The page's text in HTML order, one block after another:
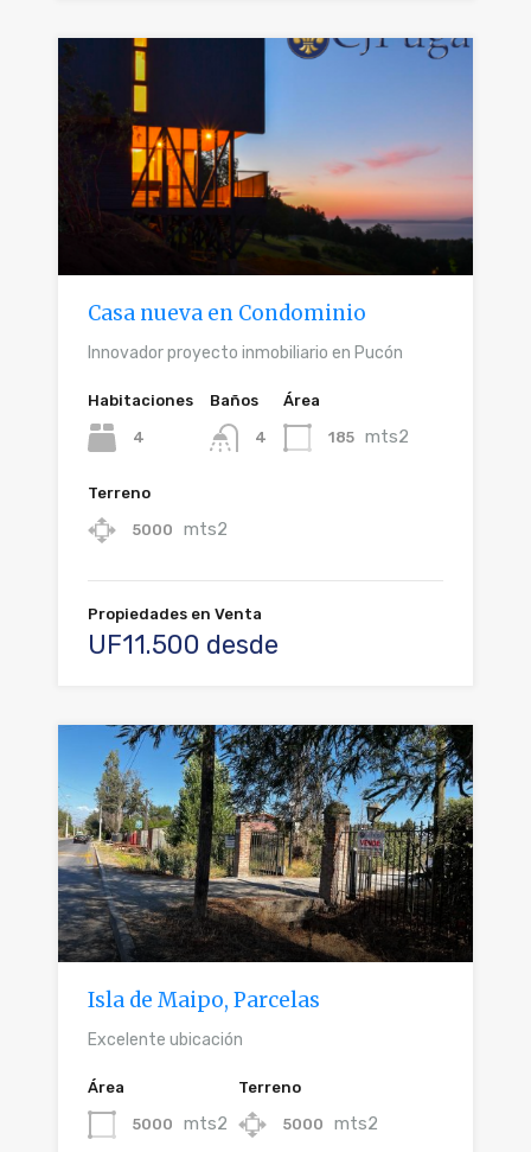
Casa nueva en Condominio
Innovador proyecto inmobiliario en Pucón
Habitaciones
4
Baños
4
Área
185 mts2
Terreno
5000 mts2
Propiedades en Venta
UF11.500 desde
Isla de Maipo, Parcelas
Excelente ubicación
Área
5000 mts2
Terreno
5000 mts2